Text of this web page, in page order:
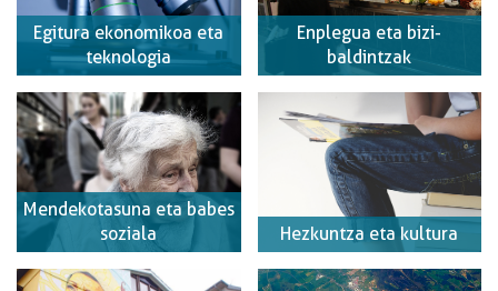
Egitura ekonomikoa eta
teknologia
Enplegua eta bizi-
baldintzak
Mendekotasuna eta babes
soziala
Hezkuntza eta kultura